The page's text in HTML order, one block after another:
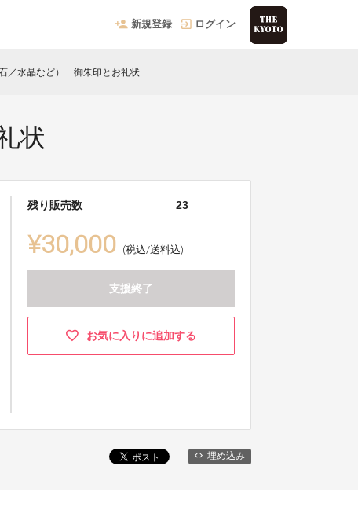
新規登録 ログイン
／水晶など） 御朱印とお礼状
状
残り販売数 23
¥30,000 (税込/送料込)
支援終了
お気に入りに追加する
埋め込み